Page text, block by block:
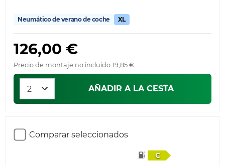
Neumático de verano de coche XL
126,00 €
Precio de montaje no incluido 19,85 €
AÑADIR A LA CESTA
Comparar seleccionados
C